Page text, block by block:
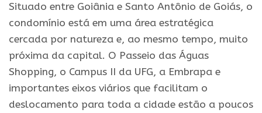
Situado entre Goiânia e Santo Antônio de Goiás, o
condomínio está em uma área estratégica
cercada por natureza e, ao mesmo tempo, muito
próxima da capital. O Passeio das Águas
Shopping, o Campus II da UFG, a Embrapa e
importantes eixos viários que facilitam o
deslocamento para toda a cidade estão a poucos